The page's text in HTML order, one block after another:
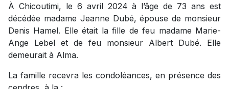
À Chicoutimi, le 6 avril 2024 à l’âge de 73 ans est
décédée madame Jeanne Dubé, épouse de monsieur
Denis Hamel. Elle était la fille de feu madame Marie-
Ange Lebel et de feu monsieur Albert Dubé. Elle
demeurait à Alma.
La famille recevra les condoléances, en présence des